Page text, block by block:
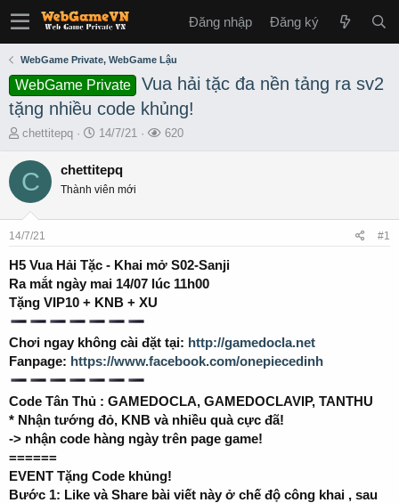
Đăng nhập Đăng ký
WebGame Private, WebGame Lậu
WebGame Private
Vua hải tặc đa nền tảng ra sv2
tặng nhiều code khủng!
T
r
e
s
a
t
e
r
chettitepq
S
a
t
e
14/7/21
L
620
C chettitepq
Thành viên mới
14/7/21 #1
H5 Vua Hải Tặc - Khai mở S02-Sanji
Ra mắt ngày mai 14/07 lúc 11h00
Tặng VIP10 + KNB + XU
Chơi ngay không cài đặt tại: http://gamedocla.net
Fanpage: https://www.facebook.com/onepiecedinh
Code Tân Thủ : GAMEDOCLA, GAMEDOCLAVIP, TANTHU
* Nhận tướng đỏ, KNB và nhiều quà cực đã!
-> nhận code hàng ngày trên page game!
======
EVENT Tặng Code khủng!
Bước 1: Like và Share bài viết này ở chế độ công khai , sau